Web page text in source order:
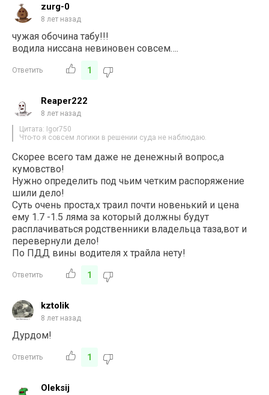
zurg-0
8 лет назад
чужая обочина табу!!!
водила ниссана невиновен совсем….
Ответить 1
Reaper222
8 лет назад
Цитата: Igor750
Что-то я совсем логики в решении суда не наблюдаю.
Скорее всего там даже не денежный вопрос,а
кумовство!
Нужно определить под чьим четким распоряжение
шили дело!
Суть очень проста,х траил почти новенький и цена
ему 1.7 -1.5 ляма за который должны будут
расплачиваться родственники владельца таза,вот и
перевернули дело!
По ПДД вины водителя х трайла нету!
Ответить 1
kztolik
8 лет назад
Дурдом!
Ответить 1
Oleksij